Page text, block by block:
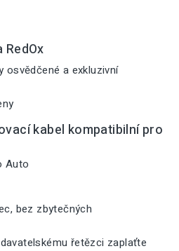
osvědčené a exkluzivní
kabel kompatibilní pro
Auto
bez zbytečných
řetězci zaplaťte